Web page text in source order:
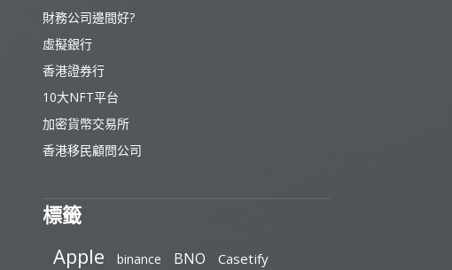
財務公司邊間好?
虛擬銀行
香港證券行
10大NFT平台
加密貨幣交易所
香港移民顧問公司
標籤
Apple binance BNO
Casetify